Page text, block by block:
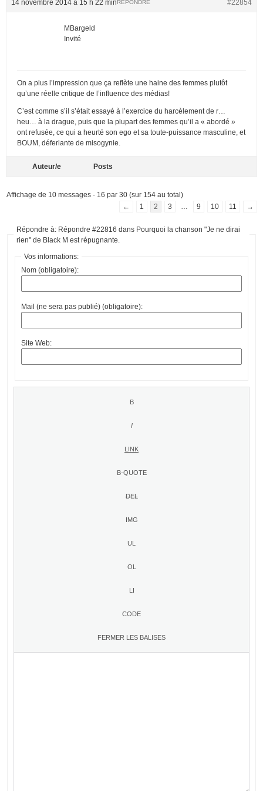
14 novembre 2014 à 15 h 22 min #22854
RÉPONDRE
MBargeld
Invité
On a plus l’impression que ça reflète une haine des femmes plutôt
qu’une réelle critique de l’influence des médias!
C’est comme s’il s’était essayé à l’exercice du harcèlement de r…
heu… à la drague, puis que la plupart des femmes qu’il a « abordé »
ont refusée, ce qui a heurté son ego et sa toute-puissance masculine, et
BOUM, déferlante de misogynie.
Auteur/e Posts
Affichage de 10 messages - 16 par 30 (sur 154 au total)
←
1 2 3 9 10 11 →
Répondre à: Répondre #22816 dans Pourquoi la chanson "Je ne dirai
rien" de Black M est répugnante.
Vos informations:
Nom (obligatoire):
Mail (ne sera pas publié) (obligatoire):
Site Web: